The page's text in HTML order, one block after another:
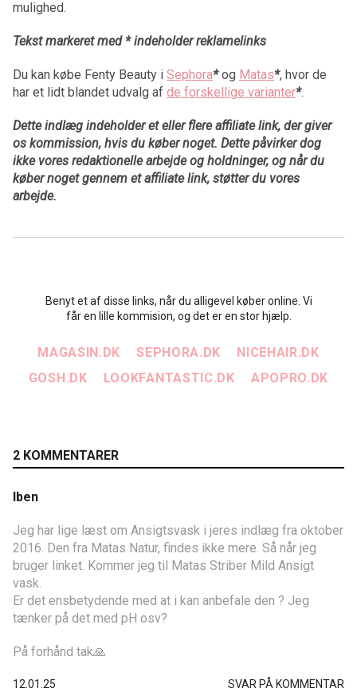
mulighed.
Tekst markeret med * indeholder reklamelinks
Du kan købe Fenty Beauty i Sephora*og Matas*, hvor de
har et lidt blandet udvalg af de forskellige varianter*.
Dette indlæg indeholder et eller flere affiliate link, der giver
os kommission, hvis du køber noget. Dette påvirker dog
ikke vores redaktionelle arbejde og holdninger, og når du
køber noget gennem et affiliate link, støtter du vores
arbejde.
Benyt et af disse links, når du alligevel køber online. Vi
får en lille kommision, og det er en stor hjælp.
MAGASIN.DK SEPHORA.DK
NICEHAIR.DK
GOSH.DK
LOOKFANTASTIC.DK APOPRO.DK
2 KOMMENTARER
Iben
Jeg har lige læst om Ansigtsvask i jeres indlæg fra oktober
2016. Den fra Matas Natur, findes ikke mere. Så når jeg
bruger linket. Kommer jeg til Matas Striber Mild Ansigt
vask.
Er det ensbetydende med at i kan anbefale den ? Jeg
tænker på det med pH osv?
På forhånd tak🙏
12.01.25 SVAR PÅ KOMMENTAR